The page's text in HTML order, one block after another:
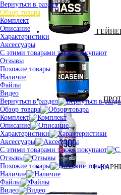
L-
Вернуться в раздел
Обзор товара
Комплект
Описание
Характеристики
Аксессуары
С этими товарами также покупают
Отзывы
Похожие товары
Наличие
Файлы
Видео
Вернуться в раздел
Обзор товара
Комплект
Описание
Характеристики
Аксессуары
С этими товарами также покупают
Отзывы
Похожие товары
Наличие
Файлы
Видео